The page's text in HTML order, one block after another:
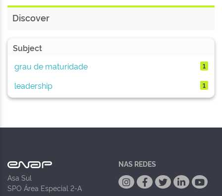
Discover
Subject
grau de maturidade
1
leadership 1
Asa Sul
SPO Área Especial 2-A
NAS REDES